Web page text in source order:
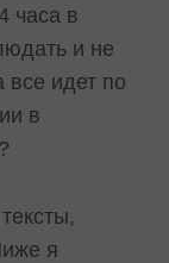
часа в
и не
все идет по
в
я